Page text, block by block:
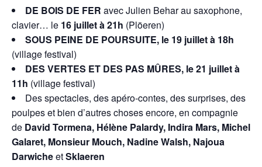
DE BOIS DE FER avec Julien Behar au saxophone,
clavier… le 16 juillet à 21h (Plöeren)
SOUS PEINE DE POURSUITE, le 19 juillet à 18h
(village festival)
DES VERTES ET DES PAS MÛRES, le 21 juillet à
11h (village festival)
Des spectacles, des apéro-contes, des surprises, des
poulpes et bien d’autres choses encore, en compagnie
de David Tormena, Hélène Palardy, Indira Mars, Michel
Galaret, Monsieur Mouch, Nadine Walsh, Najoua
DarwicheetSklaeren